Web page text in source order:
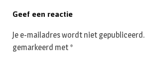
Geef een reactie
Je e-mailadres wordt niet gepubliceerd.
gemarkeerd met *